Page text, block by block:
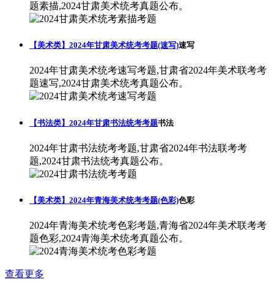
题素描,2024甘肃美术统考真题公布。
【美术类】2024年甘肃美术统考考题(速写)速写
2024年甘肃美术统考速写考题,甘肃省2024年美术联考考
题速写,2024甘肃美术统考真题公布。
【书法类】2024年甘肃书法统考考题书法
2024年甘肃书法统考考题,甘肃省2024年书法联考考
题,2024甘肃书法统考真题公布。
【美术类】2024年青海美术统考考题(色彩)色彩
2024年青海美术统考色彩考题,青海省2024年美术联考考
题色彩,2024青海美术统考真题公布。
查看更多